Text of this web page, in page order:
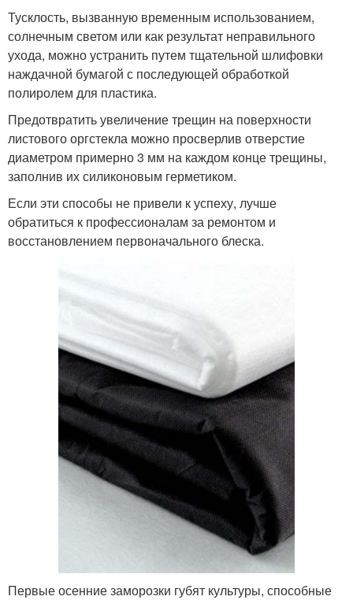
Тусклость, вызванную временным использованием,
солнечным светом или как результат неправильного
ухода, можно устранить путем тщательной шлифовки
наждачной бумагой с последующей обработкой
полиролем для пластика.
Предотвратить увеличение трещин на поверхности
листового оргстекла можно просверлив отверстие
диаметром примерно 3 мм на каждом конце трещины,
заполнив их силиконовым герметиком.
Если эти способы не привели к успеху, лучше
обратиться к профессионалам за ремонтом и
восстановлением первоначального блеска.
Первые осенние заморозки губят культуры, способные